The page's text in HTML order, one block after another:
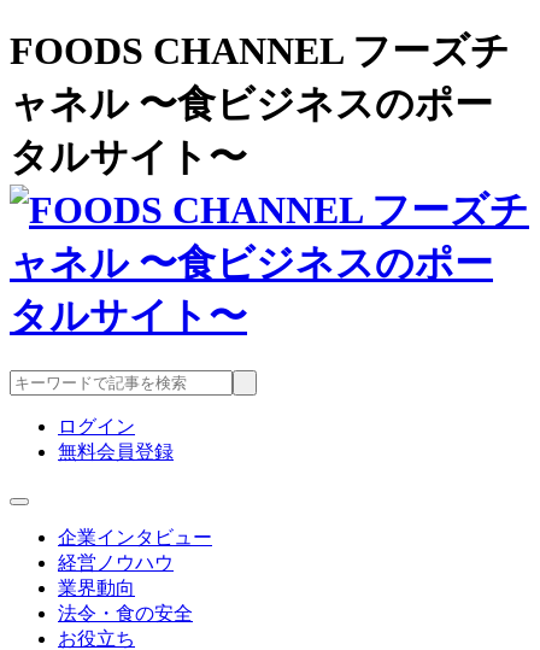
FOODS CHANNEL フーズチ
ャネル 〜食ビジネスのポー
タルサイト〜
ログイン
無料会員登録
企業インタビュー
経営ノウハウ
業界動向
法令・食の安全
お役立ち